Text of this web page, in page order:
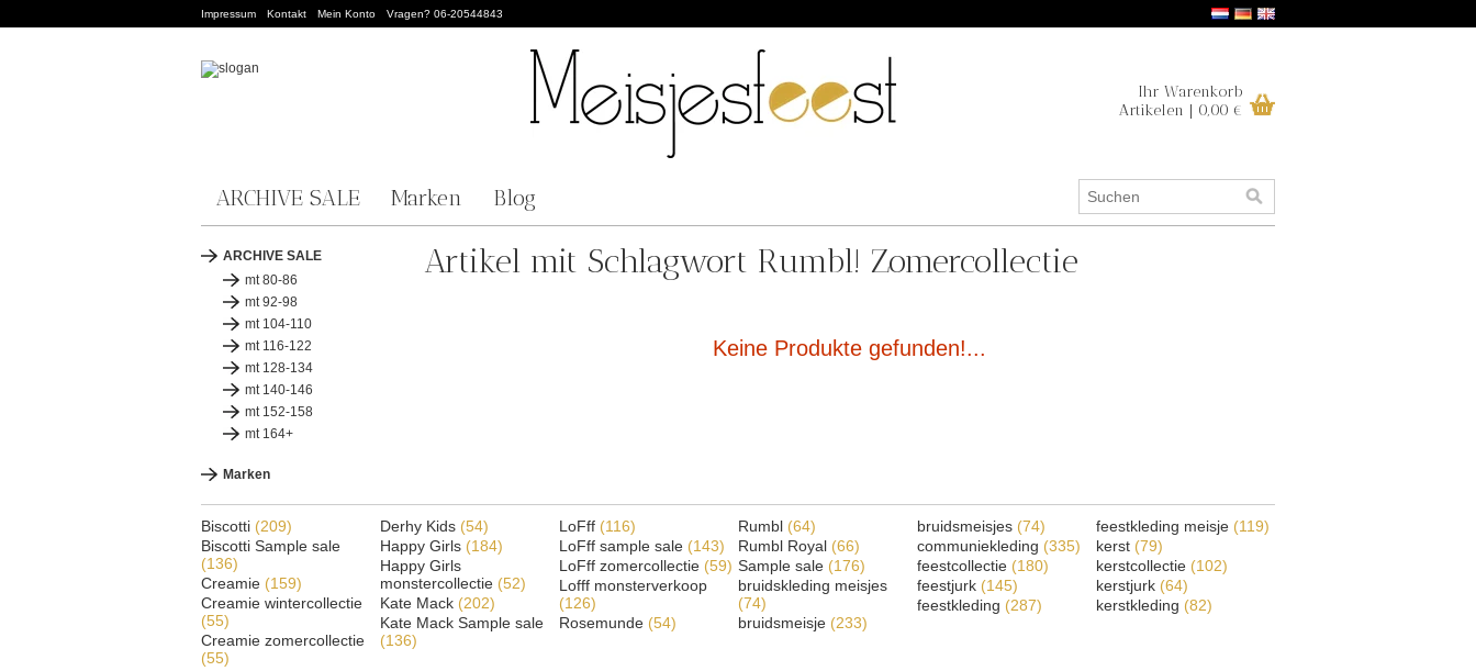
Impressum Kontakt Mein Konto Vragen? 06-20544843
Ihr Warenkorb
Artikelen | 0,00 €
ARCHIVE SALE Marken Blog
ARCHIVE SALE
mt 80-86
mt 92-98
mt 104-110
mt 116-122
mt 128-134
mt 140-146
mt 152-158
mt 164+
Marken
Artikel mit Schlagwort Rumbl! Zomercollectie
Keine Produkte gefunden!...
Biscotti (209)
Biscotti Sample sale
(136)
Creamie (159)
Creamie wintercollectie
(55)
Creamie zomercollectie
(55)
Derhy Kids (54)
Happy Girls (184)
Happy Girls
monstercollectie (52)
Kate Mack (202)
Kate Mack Sample sale
(136)
LoFff (116)
LoFff sample sale (143)
LoFff zomercollectie (59)
Lofff monsterverkoop
(126)
Rosemunde (54)
Rumbl (64)
Rumbl Royal (66)
Sample sale (176)
bruidskleding meisjes
(74)
bruidsmeisje (233)
bruidsmeisjes (74)
communiekleding (335)
feestcollectie (180)
feestjurk (145)
feestkleding (287)
feestkleding meisje (119)
kerst (79)
kerstcollectie (102)
kerstjurk (64)
kerstkleding (82)